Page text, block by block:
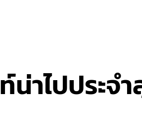
น่าไปประจ